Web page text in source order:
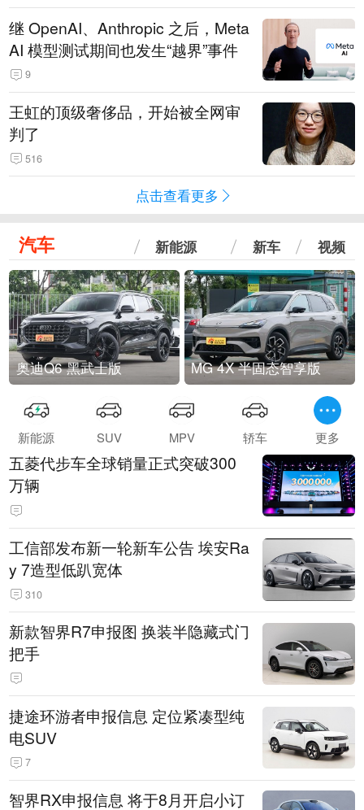
继 OpenAI、Anthropic 之后，Meta
AI 模型测试期间也发生“越界”事件
9
王虹的顶级奢侈品，开始被全网审
判了
516
点击查看更多
汽车 新能源 新车 视频
奥迪Q6 黑武士版 MG 4X 半固态智享版
新能源 SUV MPV 轿车 更多
五菱代步车全球销量正式突破300
万辆
工信部发布新一轮新车公告 埃安Ra
y 7造型低趴宽体
310
新款智界R7申报图 换装半隐藏式门
把手
捷途环游者申报信息 定位紧凑型纯
电SUV
7
智界RX申报信息 将于8月开启小订